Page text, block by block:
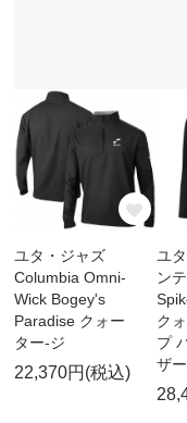
ユタ・ジャズ
Columbia Omni-
Wick Bogey's
Paradise クォー
ター-ジ
22,370円(税込)
ユ
ン
ク
プ
ザ